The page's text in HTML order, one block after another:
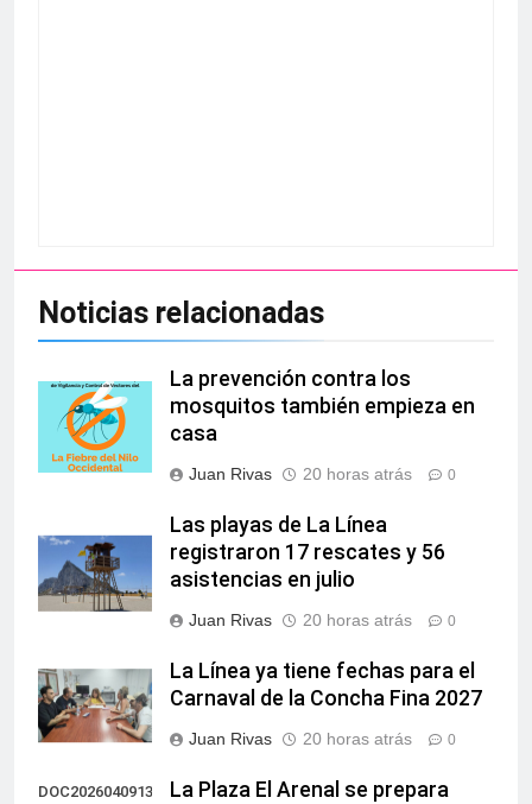
Noticias relacionadas
La prevención contra los
mosquitos también empieza en
casa
Juan Rivas 20 horas atrás 0
Las playas de La Línea
registraron 17 rescates y 56
asistencias en julio
Juan Rivas 20 horas atrás 0
La Línea ya tiene fechas para el
Carnaval de la Concha Fina 2027
Juan Rivas 20 horas atrás 0
DOC20260409135851PROYECTOLa Plaza El Arenal se prepara